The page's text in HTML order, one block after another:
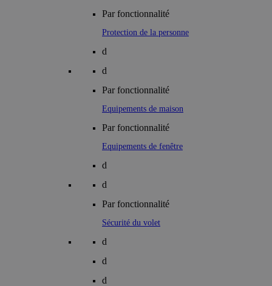
Par fonctionnalité
Protection de la personne
d
d
Par fonctionnalité
Equipements de maison
Par fonctionnalité
Equipements de fenêtre
d
d
Par fonctionnalité
Sécurité du volet
d
d
d